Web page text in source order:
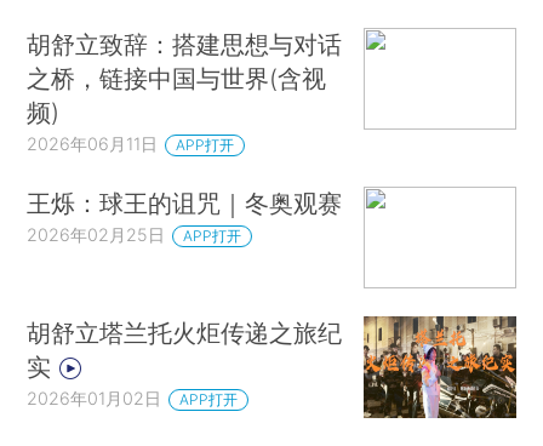
胡舒立致辞：搭建思想与对话
之桥，链接中国与世界(含视
频)
2026年06月11日 APP打开
王烁：球王的诅咒｜冬奥观赛
2026年02月25日 APP打开
胡舒立塔兰托火炬传递之旅纪
实
2026年01月02日 APP打开